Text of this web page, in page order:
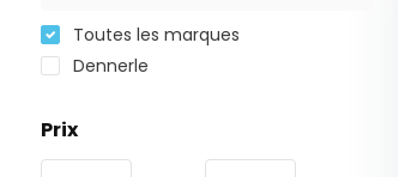
Toutes les marques
Dennerle
Prix